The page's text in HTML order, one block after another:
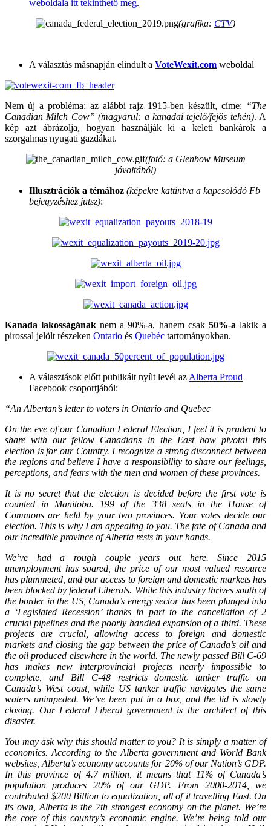
weboldala itt tekinthető meg.
(grafika: CTV)
A választás másnapján elindult a VoteWexit.com weboldal
Nem új a probléma: az alábbi rajz 1915-ben készült, címe: “The
Canadian Milch Cow” (magyarul: a kanadai tejelő/fejős tehén). A
kép azt ábrázolja, hogyan használják ki a keleti bankárok a
szorgalmas nyugati gazdákat.
(fotó: a Glenbow Museum
jóvoltából)
Illusztrációk a témához (képekre kattintva a kapcsolódó Fb
bejegyzéshez jutsz):
Kanada lakosságának nem a 90%-a, hanem csak 50%-a lakik a
pirossal jelölt részeken Ontario és Quebéc tartományokban.
A választások előtt publikált nyílt levél az Alberta Proud
Facebook csoportjából:
“An Albertan’s letter to voters in Ontario and Quebec
On the eve of our Canadian Federal Election, I feel it is prudent to
share with our fellow Canadians in the East how pivotal this
election is for our Country. I recognize a strong disconnect between
the regions and believe I have a responsibility to share our feelings,
perceptions, and fears with the men and women of these provinces.
It is no secret that the election is decided before the first vote is
counted in Manitoba. 199 of the 338 seats in the House of
Commons are held by your two provinces. Your votes decide our
election. This is why I am appealing to you. The fate of Canada and
our incredible province of Alberta rests in your hands.
We’ve had a rough couple years out here. Since 2015
unemployment has soared, the price of our most valued resource
has plummeted, and our access to foreign and domestic markets has
been blocked by federal Liberals. While this industry thrives south of
the border in the US, Canada’s energy sector has been plunged into
a ‘Legislated Recession’ thanks in part to the cancellation of 2
crucial pipelines and the poorly handled expansion of a third. These
projects are crucial, allowing access to foreign and domestic
markets and closing the gap between the price of Canada’s oil and
the oil produced elsewhere in the world. The newly passed Bill C-69
has makes new interprovincial projects nearly impossible to
complete, and Bill C-48 restricts domestic tanker traffic on
Canada’s West coast, while US tanker traffic navigates the same
waters unimpeded. We’ve been put in a box, and the lid is slowly
closing. Our Federal Liberal government is the architect of this
disaster.
You may ask why this should matter to you? It is simply a matter of
economics. According to the Alberta government and World Bank
websites, Alberta’s economy accounts for 20% of our Nation’s GDP.
In this province of 4.7 million, it means that 11% of Canada’s
population produces 20% of our GDP. From 2000-2014, we
contributed $200 Billion to equalization, all of it travelling East. On
its own, Alberta is the 7th strongest economy on the planet. We’re
the core of this country’s economic engine. We’re being told our